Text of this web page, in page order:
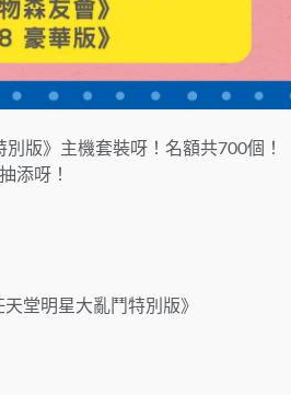
版》主機套裝呀！名額共700個！
添呀！
堂明星大亂鬥特別版》